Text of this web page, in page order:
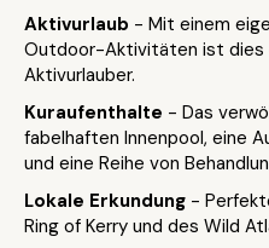
Aktivurlaub - Mit einem
Outdoor-Aktivitäten ist
Aktivurlauber.
Kuraufenthalte - Das
fabelhaften Innenpool, eine
und eine Reihe von
Lokale Erkundung -
Ring of Kerry und des Wild